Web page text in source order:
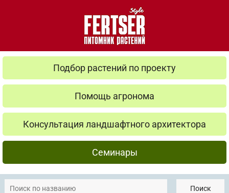
Подбор растений по проекту
Помощь агронома
Консультация ландшафтного архитектора
Семинары
Поиск